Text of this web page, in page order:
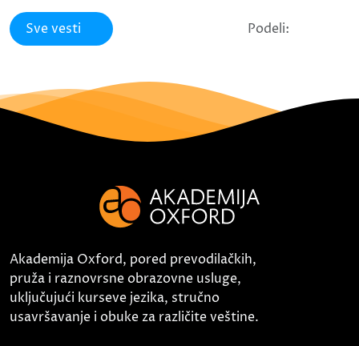
Sve vesti Podeli:
Akademija Oxford, pored prevodilačkih,
pruža i raznovrsne obrazovne usluge,
uključujući kurseve jezika, stručno
usavršavanje i obuke za različite veštine.